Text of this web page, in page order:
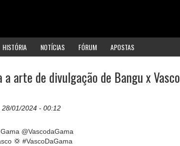
HISTÓRIA NOTÍCIAS FÓRUM APOSTAS
a arte de divulgação de Bangu x Vasco
28/01/2024 - 00:12
@VascodaGama
💢 #VascoDaGama